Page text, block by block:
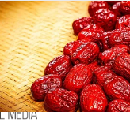
Больше новостей